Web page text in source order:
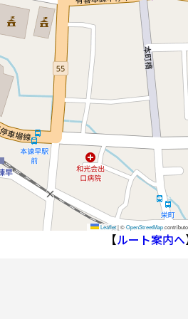
Leaflet|©OpenStreetMap
【ルート案内へ